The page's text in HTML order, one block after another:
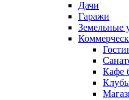
Дачи
Гаражи
Земельные
Кафе